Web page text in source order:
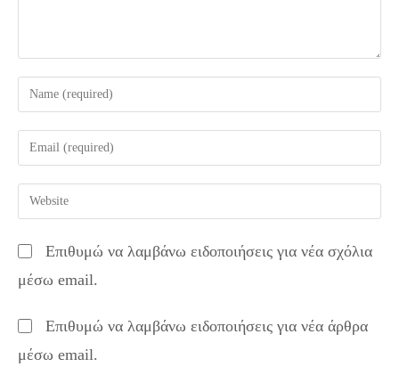
Enter
your
name
comment
Enter
your
email
address
comment
Enter
your
URL
(optional)
Επιθυμώ να λαμβάνω ειδοποιήσεις για νέα σχόλια
μέσω email.
Επιθυμώ να λαμβάνω ειδοποιήσεις για νέα άρθρα
μέσω email.